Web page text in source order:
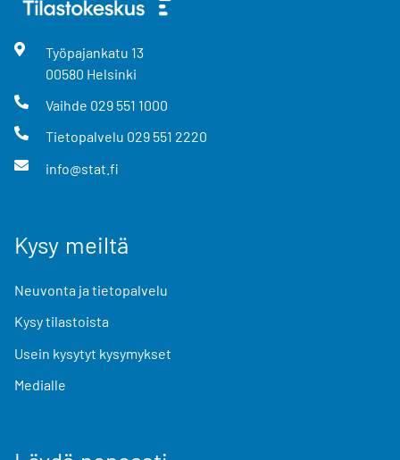
Työpajankatu 13
00580 Helsinki
Vaihde 029 551 1000
Tietopalvelu 029 551 2220
info@stat.fi
Kysy meiltä
Neuvonta ja tietopalvelu
Kysy tilastoista
Usein kysytyt kysymykset
Medialle